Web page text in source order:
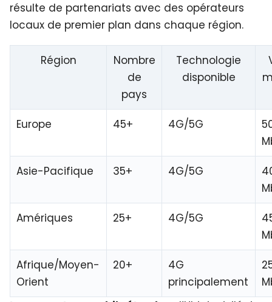
résulte de partenariats avec des opérateurs
locaux de premier plan dans chaque région.
Région
Nombre
de
pays
Technologie
disponible
Europe 45+ 4G/5G
Asie-Pacifique 35+ 4G/5G
Amériques 25+ 4G/5G
Afrique/Moyen-
Orient
20+
4G
principalement